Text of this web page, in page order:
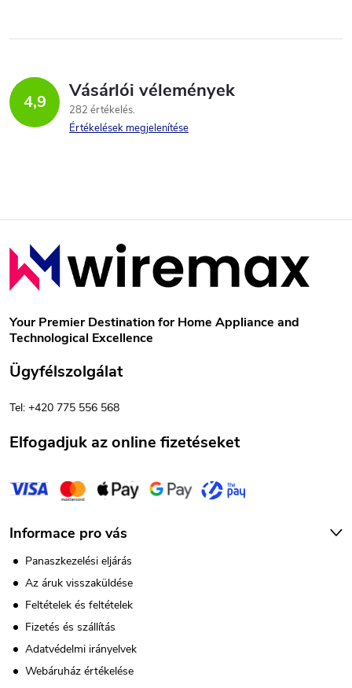
4,9 Vásárlói vélemények
282 értékelés
Értékelések megjelenítése
L
á
b
é
c
Your Premier Destination for Home Appliance and
Technological Excellence
Ügyfélszolgálat
Tel: +420 775 556 568
Elfogadjuk az online fizetéseket
Informace pro vás
Panaszkezelési eljárás
Az áruk visszaküldése
Feltételek és feltételek
Fizetés és szállítás
Adatvédelmi irányelvek
Webáruház értékelése